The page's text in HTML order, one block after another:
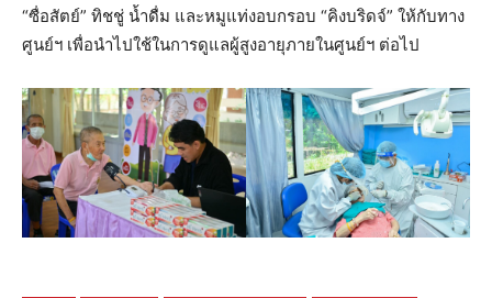
“ซื่อสัตย์” ทิชชู่ น้ำดื่ม และหมูแท่งอบกรอบ “คิงบริดจ์” ให้กับทาง
ศูนย์ฯ เพื่อนำไปใช้ในการดูแลผู้สูงอายุภายในศูนย์ฯ ต่อไป